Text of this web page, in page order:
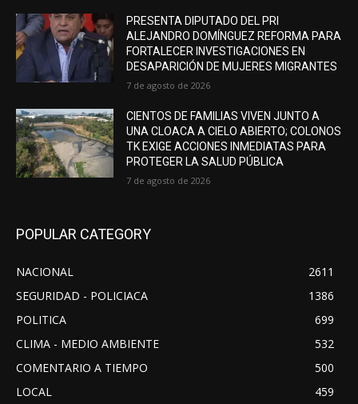
PRESENTA DIPUTADO DEL PRI
ALEJANDRO DOMÍNGUEZ REFORMA PARA
FORTALECER INVESTIGACIONES EN
DESAPARICIÓN DE MUJERES MIGRANTES
7 de agosto de 2026
CIENTOS DE FAMILIAS VIVEN JUNTO A
UNA CLOACA A CIELO ABIERTO; COLONOS
TK EXIGE ACCIONES INMEDIATAS PARA
PROTEGER LA SALUD PÚBLICA
7 de agosto de 2026
POPULAR CATEGORY
NACIONAL
2611
SEGURIDAD - POLICIACA
1386
POLITICA
699
CLIMA - MEDIO AMBIENTE
532
COMENTARIO A TIEMPO
500
LOCAL
459